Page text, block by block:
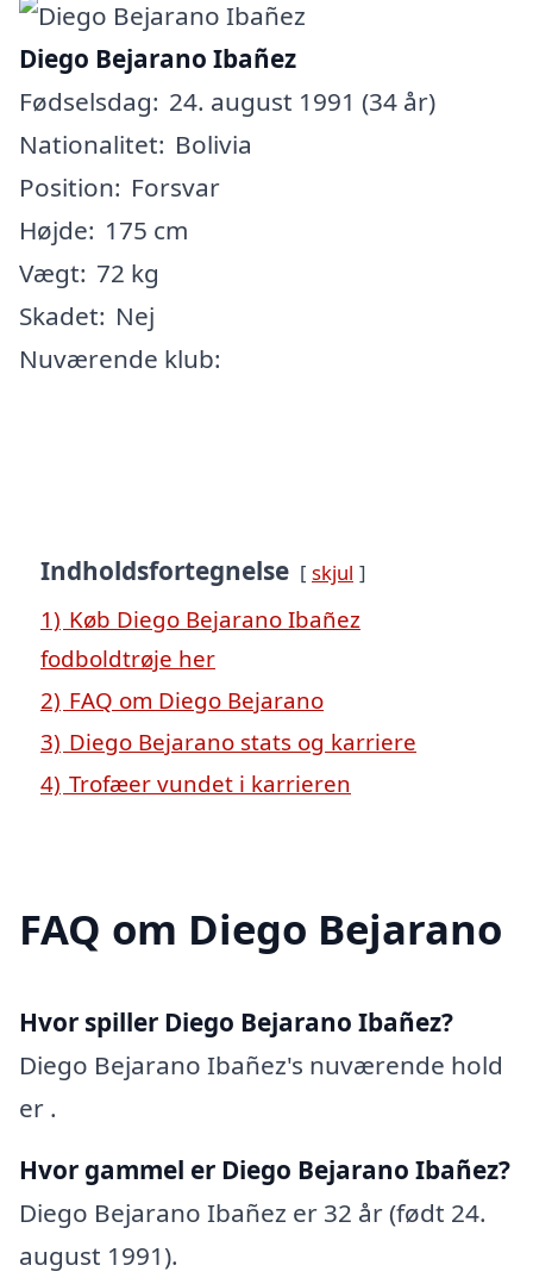
Diego Bejarano Ibañez
Fødselsdag: 24. august 1991 (34 år)
Nationalitet: Bolivia
Position: Forsvar
Højde: 175 cm
Vægt: 72 kg
Skadet: Nej
Nuværende klub:
Indholdsfortegnelse skjul
1) Køb Diego Bejarano Ibañez
fodboldtrøje her
2) FAQ om Diego Bejarano
3) Diego Bejarano stats og karriere
4) Trofæer vundet i karrieren
FAQ om Diego Bejarano
Hvor spiller Diego Bejarano Ibañez?
Diego Bejarano Ibañez's nuværende hold
er .
Hvor gammel er Diego Bejarano Ibañez?
Diego Bejarano Ibañez er 32 år (født 24.
august 1991).